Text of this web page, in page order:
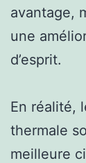
avantage,
une
d’esprit.
En réalité,
thermale
meilleure